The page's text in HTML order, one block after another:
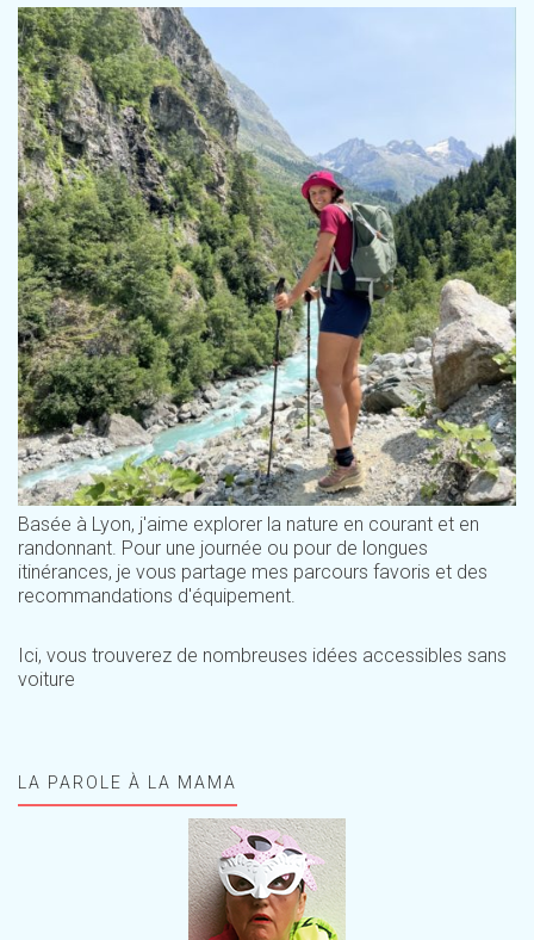
Basée à Lyon, j'aime explorer la nature en courant et en
randonnant. Pour une journée ou pour de longues
itinérances, je vous partage mes parcours favoris et des
recommandations d'équipement.
Ici, vous trouverez de nombreuses idées accessibles sans
voiture
LA PAROLE À LA MAMA